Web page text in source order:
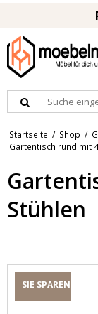
Startseite / Shop /
Gartentisch rund mit
Stühlen
SIE SPAREN